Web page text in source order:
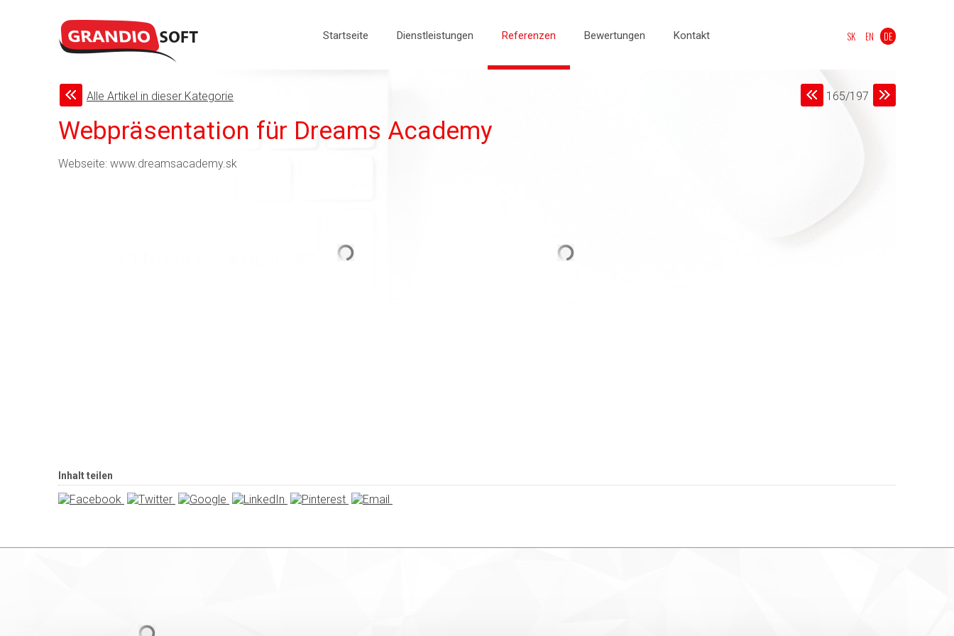
SK EN DE
Startseite Dienstleistungen Referenzen Bewertungen Kontakt
Alle Artikel in dieser Kategorie 165/197
Webpräsentation für Dreams Academy
Webseite: www.dreamsacademy.sk
Inhalt teilen